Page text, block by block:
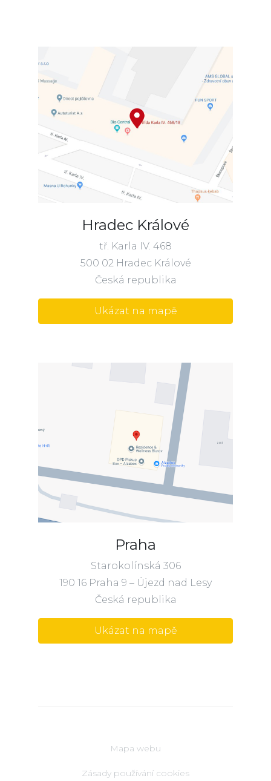
Hradec Králové
tř. Karla IV. 468
500 02 Hradec Králové
Česká republika
Ukázat na mapě
Praha
Starokolínská 306
190 16 Praha 9 – Újezd nad Lesy
Česká republika
Ukázat na mapě
Mapa webu
Zásady používání cookies